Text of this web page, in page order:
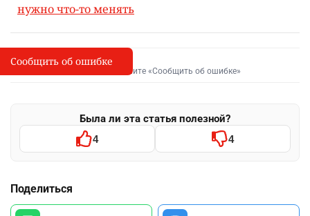
нужно что-то менять
I
Сообщить об опечатке
Выделите фрагмент и нажмите «Сообщить об ошибке»
Была ли эта статья полезной?
4 4
Поделиться
Сообщить об ошибке